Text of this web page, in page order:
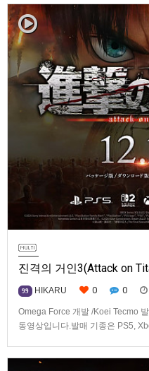
인Pocketpair의 정식 라이선스를
기반으로 한…
진격의 거인3(Attack on
99 HIKARU 0 0
Omega Force 개발 /Koei Tecmo
동영상입니다.발매 기종은 PS5,